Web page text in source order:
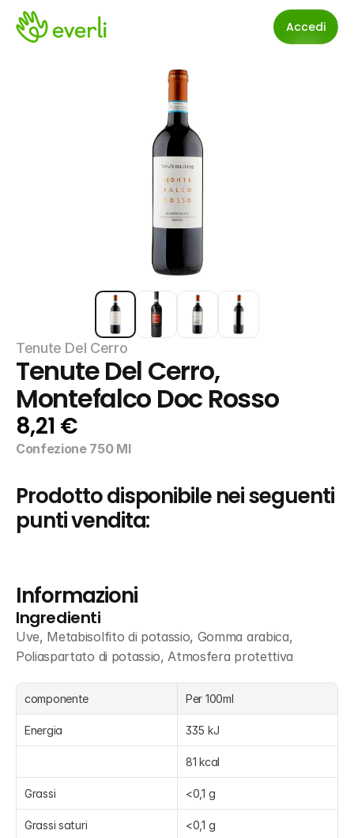
Accedi
Tenute Del Cerro
Tenute Del Cerro,
Montefalco Doc Rosso
8,21 €
Confezione 750 Ml
Prodotto disponibile nei seguenti
punti vendita:
Informazioni
Ingredienti
Uve, Metabisolfito di potassio, Gomma arabica,
Poliaspartato di potassio, Atmosfera protettiva
componente Per 100ml
Energia 335 kJ
81 kcal
Grassi <0,1 g
Grassi saturi <0,1 g